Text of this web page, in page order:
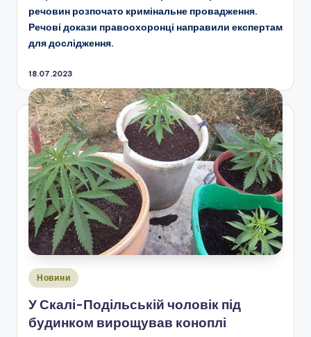
речовин розпочато кримінальне провадження.
Речові докази правоохоронці направили експертам
для дослідження.
18.07.2023
Опубліковано
Новини
У Скалі-Подільській чоловік під
будинком вирощував коноплі